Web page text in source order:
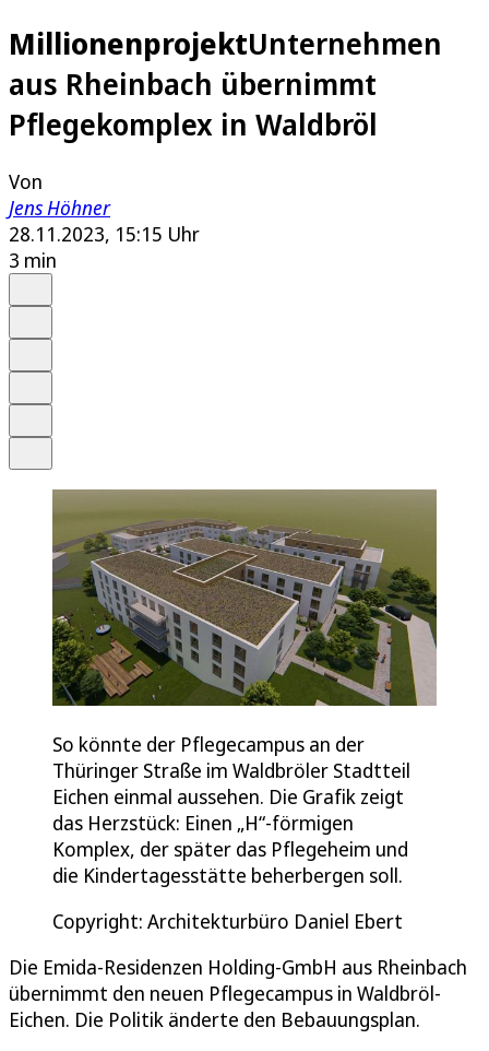
MillionenprojektUnternehmen
aus Rheinbach übernimmt
Pflegekomplex in Waldbröl
Von
Jens Höhner
28.11.2023, 15:15 Uhr
3 min
So könnte der Pflegecampus an der
Thüringer Straße im Waldbröler Stadtteil
Eichen einmal aussehen. Die Grafik zeigt
das Herzstück: Einen „H“-förmigen
Komplex, der später das Pflegeheim und
die Kindertagesstätte beherbergen soll.
Copyright: Architekturbüro Daniel Ebert
Die Emida-Residenzen Holding-GmbH aus Rheinbach
übernimmt den neuen Pflegecampus in Waldbröl-
Eichen. Die Politik änderte den Bebauungsplan.